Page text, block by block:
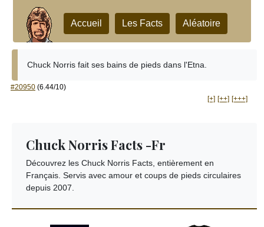
Accueil Les Facts Aléatoire
Chuck Norris fait ses bains de pieds dans l'Etna.
#20950 (6.44/10)
[+] [++] [+++]
Chuck Norris Facts -Fr
Découvrez les Chuck Norris Facts, entièrement en
Français. Servis avec amour et coups de pieds circulaires
depuis 2007.